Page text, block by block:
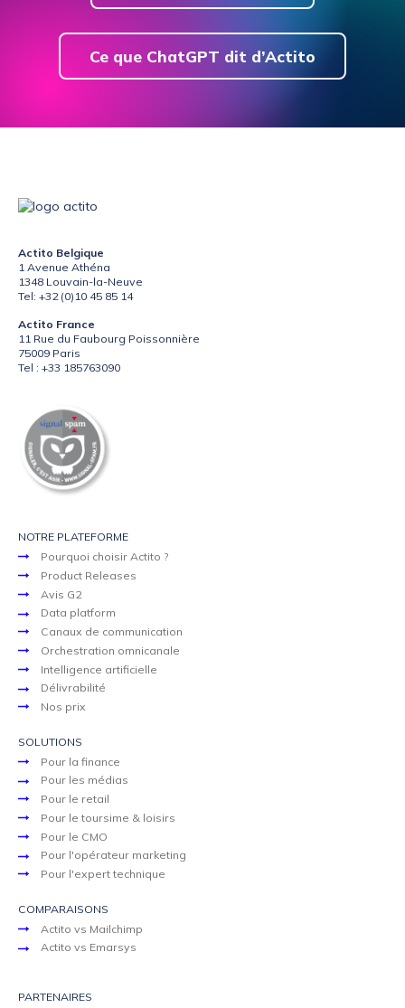
Ce que ChatGPT dit d’Actito
Actito Belgique
1 Avenue Athéna
1348 Louvain-la-Neuve
Tel: +32 (0)10 45 85 14
Actito France
11 Rue du Faubourg Poissonnière
75009 Paris
Tel : +33 185763090
NOTRE PLATEFORME
Pourquoi choisir Actito ?
Product Releases
Avis G2
Data platform
Canaux de communication
Orchestration omnicanale
Intelligence artificielle
Délivrabilité
Nos prix
SOLUTIONS
Pour la finance
Pour les médias
Pour le retail
Pour le toursime & loisirs
Pour le CMO
Pour l'opérateur marketing
Pour l'expert technique
COMPARAISONS
Actito vs Mailchimp
Actito vs Emarsys
PARTENAIRES